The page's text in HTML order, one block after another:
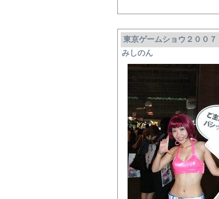
東京ゲームショウ２００
みしのん